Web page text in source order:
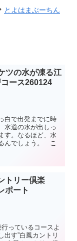
とよはまぶーちん
ツの水が凍る江
ース260124
白で出発までに時
水道の水が出しっ
す。なるほど、水
んでしょう。 こ
トリー倶楽
ポート
っているコースよ
出す”白鳳カントリ